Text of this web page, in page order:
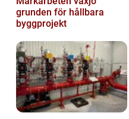
grunden för hållbara
byggprojekt